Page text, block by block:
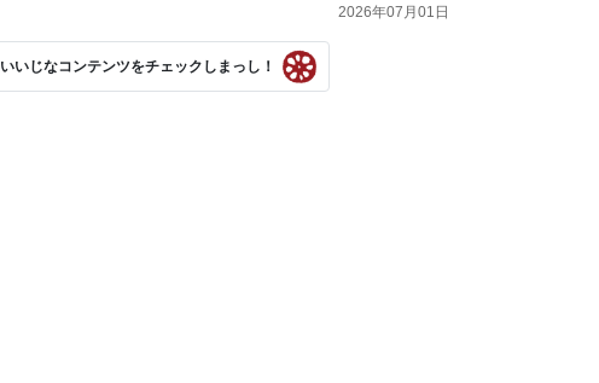
2026年07月01日
いいじなコンテンツをチェックしまっし！